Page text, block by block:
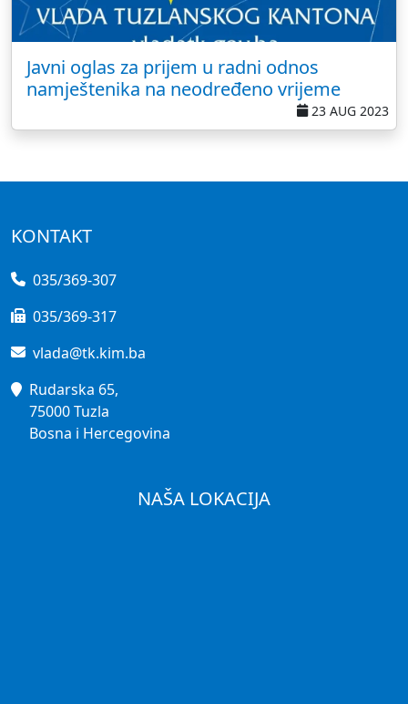
Javni oglas za prijem u radni odnos
namještenika na neodređeno vrijeme
23 AUG 2023
KONTAKT
035/369-307
035/369-317
vlada@tk.kim.ba
Rudarska 65,
75000 Tuzla
Bosna i Hercegovina
NAŠA LOKACIJA